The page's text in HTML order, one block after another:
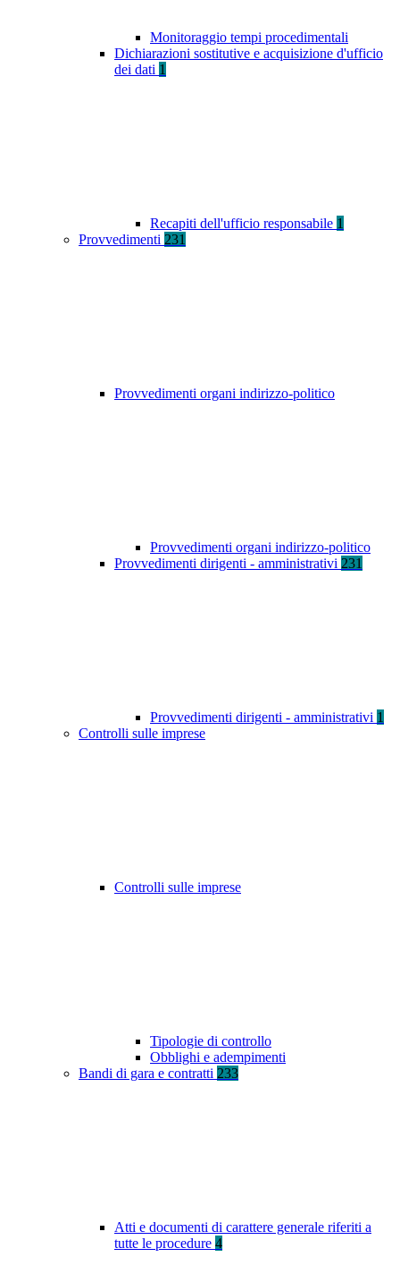
Monitoraggio tempi procedimentali
Dichiarazioni sostitutive e acquisizione d'ufficio
dei dati 1
Recapiti dell'ufficio responsabile 1
Provvedimenti 231
Provvedimenti organi indirizzo-politico
Provvedimenti organi indirizzo-politico
Provvedimenti dirigenti - amministrativi 231
Provvedimenti dirigenti - amministrativi 1
Controlli sulle imprese
Controlli sulle imprese
Tipologie di controllo
Obblighi e adempimenti
Bandi di gara e contratti 233
Atti e documenti di carattere generale riferiti a
tutte le procedure 4